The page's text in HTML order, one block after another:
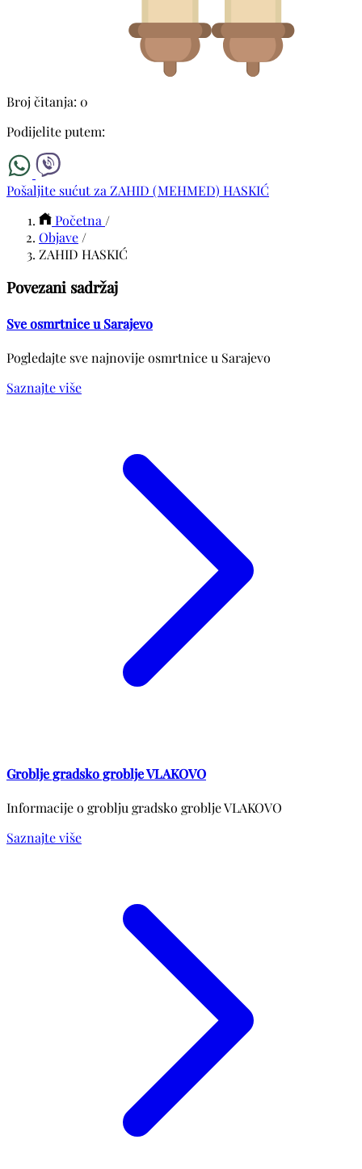
Broj čitanja: 0
Podijelite putem:
Pošaljite sućut za ZAHID (MEHMED) HASKIĆ
Početna /
Objave /
ZAHID HASKIĆ
Povezani sadržaj
Sve osmrtnice u Sarajevo
Pogledajte sve najnovije osmrtnice u Sarajevo
Saznajte više
Groblje gradsko groblje VLAKOVO
Informacije o groblju gradsko groblje VLAKOVO
Saznajte više